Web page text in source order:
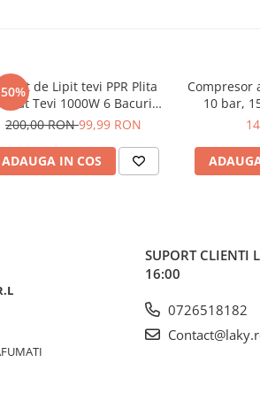
de Lipit tevi PPR Plita
Tevi 1000W 6 Bacuri
CMP0702
200,00 RON99,99 RON
ADAUGA IN COS
Compresor
10 bar,
SUPORT CLIENTI
16:00
0726518182